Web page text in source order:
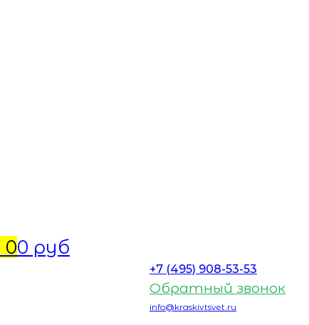
00 руб
+7 (495) 908-53-53
Обратный звонок
info@kraskivtsvet.ru